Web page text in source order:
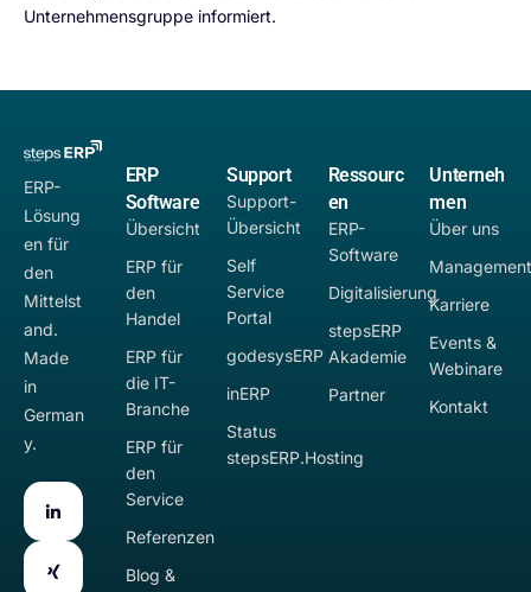
Unternehmensgruppe informiert.
ERP-
Lösung
en für
den
Mittelst
and.
Made
in
German
y.
ERP
Software
Übersicht
ERP für
den
Handel
ERP für
die IT-
Branche
ERP für
den
Service
Referenzen
Blog &
Support
Support-
Übersicht
Self
Service
Portal
godesysERP
inERP
Status
stepsERP.Hosting
Ressourc
en
ERP-
Software
Digitalisierung
stepsERP
Akademie
Partner
Unterneh
men
Über uns
Karriere
Events &
Webinare
Kontakt